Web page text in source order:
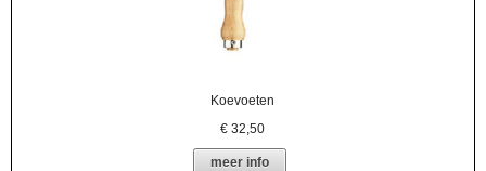
Koevoeten
€32,50
meer info